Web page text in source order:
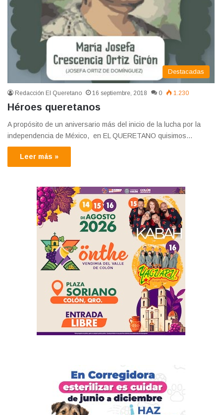
Destacadas
Redacción El Queretano 16 septiembre, 2018 0 1.230
Héroes queretanos
A propósito de un aniversario más del inicio de la lucha por la
independencia de México, en EL QUERETANO quisimos…
Leer más »